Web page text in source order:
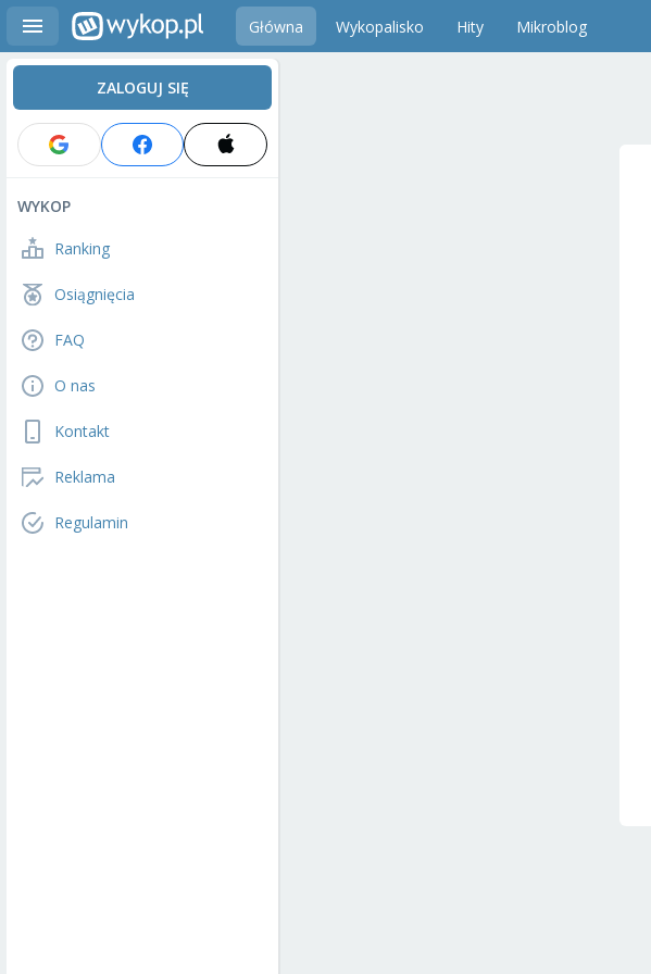
Główna Wykopalisko Hity Mikroblog
ZALOGUJ SIĘ
WYKOP
Ranking
Osiągnięcia
FAQ
O nas
Kontakt
Reklama
Regulamin